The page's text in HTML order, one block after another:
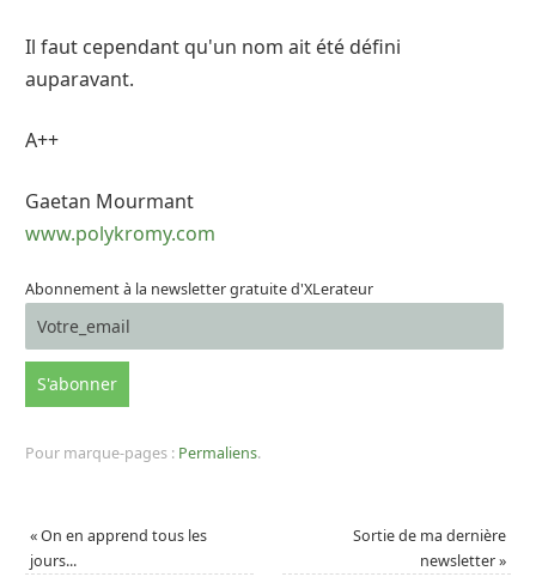
Il faut cependant qu'un nom ait été défini
auparavant.
A++
Gaetan Mourmant
www.polykromy.com
Abonnement à la newsletter gratuite d'XLerateur
Pour marque-pages : Permaliens.
«On en apprend tous les
jours...
Sortie de ma dernière
newsletter»